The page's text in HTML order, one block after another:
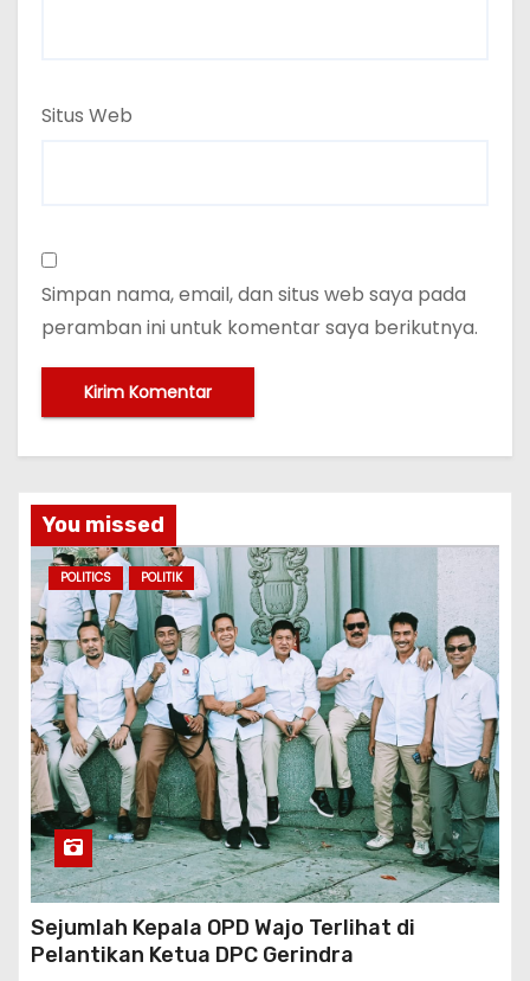
Situs Web
Simpan nama, email, dan situs web saya pada
peramban ini untuk komentar saya berikutnya.
You missed
POLITICS POLITIK
Sejumlah Kepala OPD Wajo Terlihat di
Pelantikan Ketua DPC Gerindra